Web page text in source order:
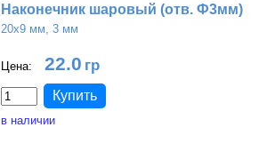
Наконечник шаровый (отв. Ф3мм)
20х9 мм, 3 мм
Цена: 22.0
в наличии